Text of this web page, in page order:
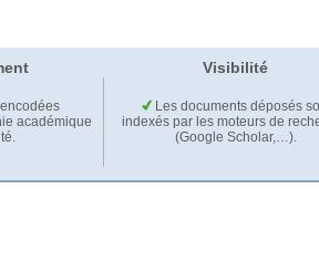
Visibilité
académique
Les documents déposés
indexés par les moteurs de
(Google Scholar,…).